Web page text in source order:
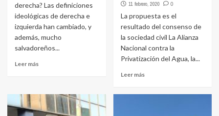
derecha? Las definiciones
ideológicas de derecha e
izquierda han cambiado, y
además, mucho
salvadoreños...
Leer más
11 febrero, 2020
0
La propuesta es el
resultado del consenso de
la sociedad civil La Alianza
Nacional contra la
Privatización del Agua, la...
Leer más